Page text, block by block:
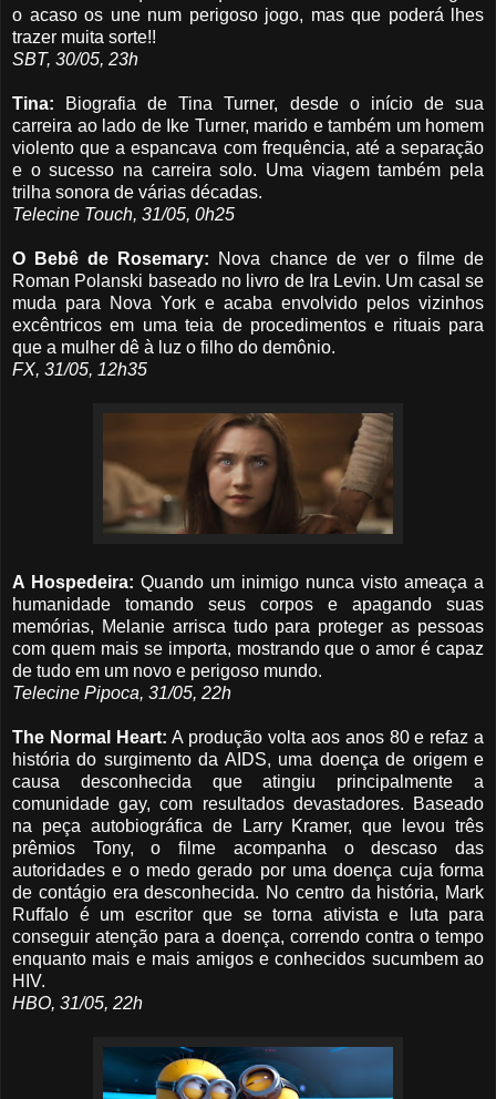
o acaso os une num perigoso jogo, mas que poderá lhes
trazer muita sorte!!
SBT, 30/05, 23h
Tina:
Biografia de Tina Turner, desde o início de sua
carreira ao lado de Ike Turner, marido e também um homem
violento que a espancava com frequência, até a separação
e o sucesso na carreira solo. Uma viagem também pela
trilha sonora de várias décadas.
Telecine Touch, 31/05, 0h25
O Bebê de Rosemary: Nova chance de ver o filme de
Roman Polanski baseado no livro de Ira Levin. Um casal se
muda para Nova York e acaba envolvido pelos vizinhos
excêntricos em uma teia de procedimentos e rituais para
que a mulher dê à luz o filho do demônio.
FX, 31/05, 12h35
A Hospedeira: Quando um inimigo nunca visto ameaça a
humanidade tomando seus corpos e apagando suas
memórias, Melanie arrisca tudo para proteger as pessoas
com quem mais se importa, mostrando que o amor é capaz
de tudo em um novo e perigoso mundo.
Telecine Pipoca, 31/05, 22h
The Normal Heart:A produção volta aos anos 80 e refaz a
história do surgimento da AIDS, uma doença de origem e
causa desconhecida que atingiu principalmente a
comunidade gay, com resultados devastadores. Baseado
na peça autobiográfica de Larry Kramer, que levou três
prêmios Tony, o filme acompanha o descaso das
autoridades e o medo gerado por uma doença cuja forma
de contágio era desconhecida. No centro da história, Mark
Ruffalo é um escritor que se torna ativista e luta para
conseguir atenção para a doença, correndo contra o tempo
enquanto mais e mais amigos e conhecidos sucumbem ao
HIV.
HBO, 31/05, 22h